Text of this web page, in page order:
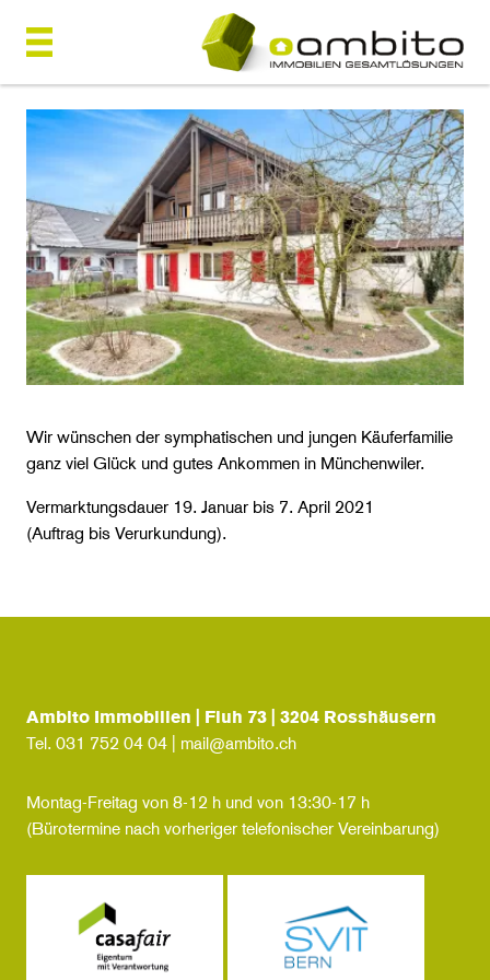
Wir wünschen der symphatischen und jungen Käuferfamilie
ganz viel Glück und gutes Ankommen in Münchenwiler.
Vermarktungsdauer 19. Januar bis 7. April 2021
(Auftrag bis Verurkundung).
Ambito Immobilien | Fluh 73 | 3204 Rosshäusern
Tel. 031 752 04 04 mail@ambito.ch
Montag-Freitag von 8-12 h und von 13:30-17 h
(Bürotermine nach vorheriger telefonischer Vereinbarung)